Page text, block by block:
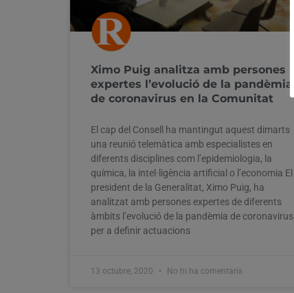
Ximo Puig analitza amb persones
expertes l’evolució de la pandèmia
de coronavirus en la Comunitat
El cap del Consell ha mantingut aquest dimarts
una reunió telemàtica amb especialistes en
diferents disciplines com l’epidemiologia, la
química, la intel·ligència artificial o l’economia El
president de la Generalitat, Ximo Puig, ha
analitzat amb persones expertes de diferents
àmbits l’evolució de la pandèmia de coronavirus
per a definir actuacions
13 octubre, 2020 No hi ha comentaris